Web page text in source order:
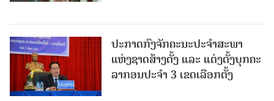
ປະກາດກົງຈັກຄະນະປະຈໍາສະພາ
ແຫ່ງຊາດສ້າງຕັ້ງ ແລະ ແຕ່ງຕັ້ງບຸກຄະ
ລາກອນປະຈໍາ 3 ເຂດເລືອກຕັ້ງ